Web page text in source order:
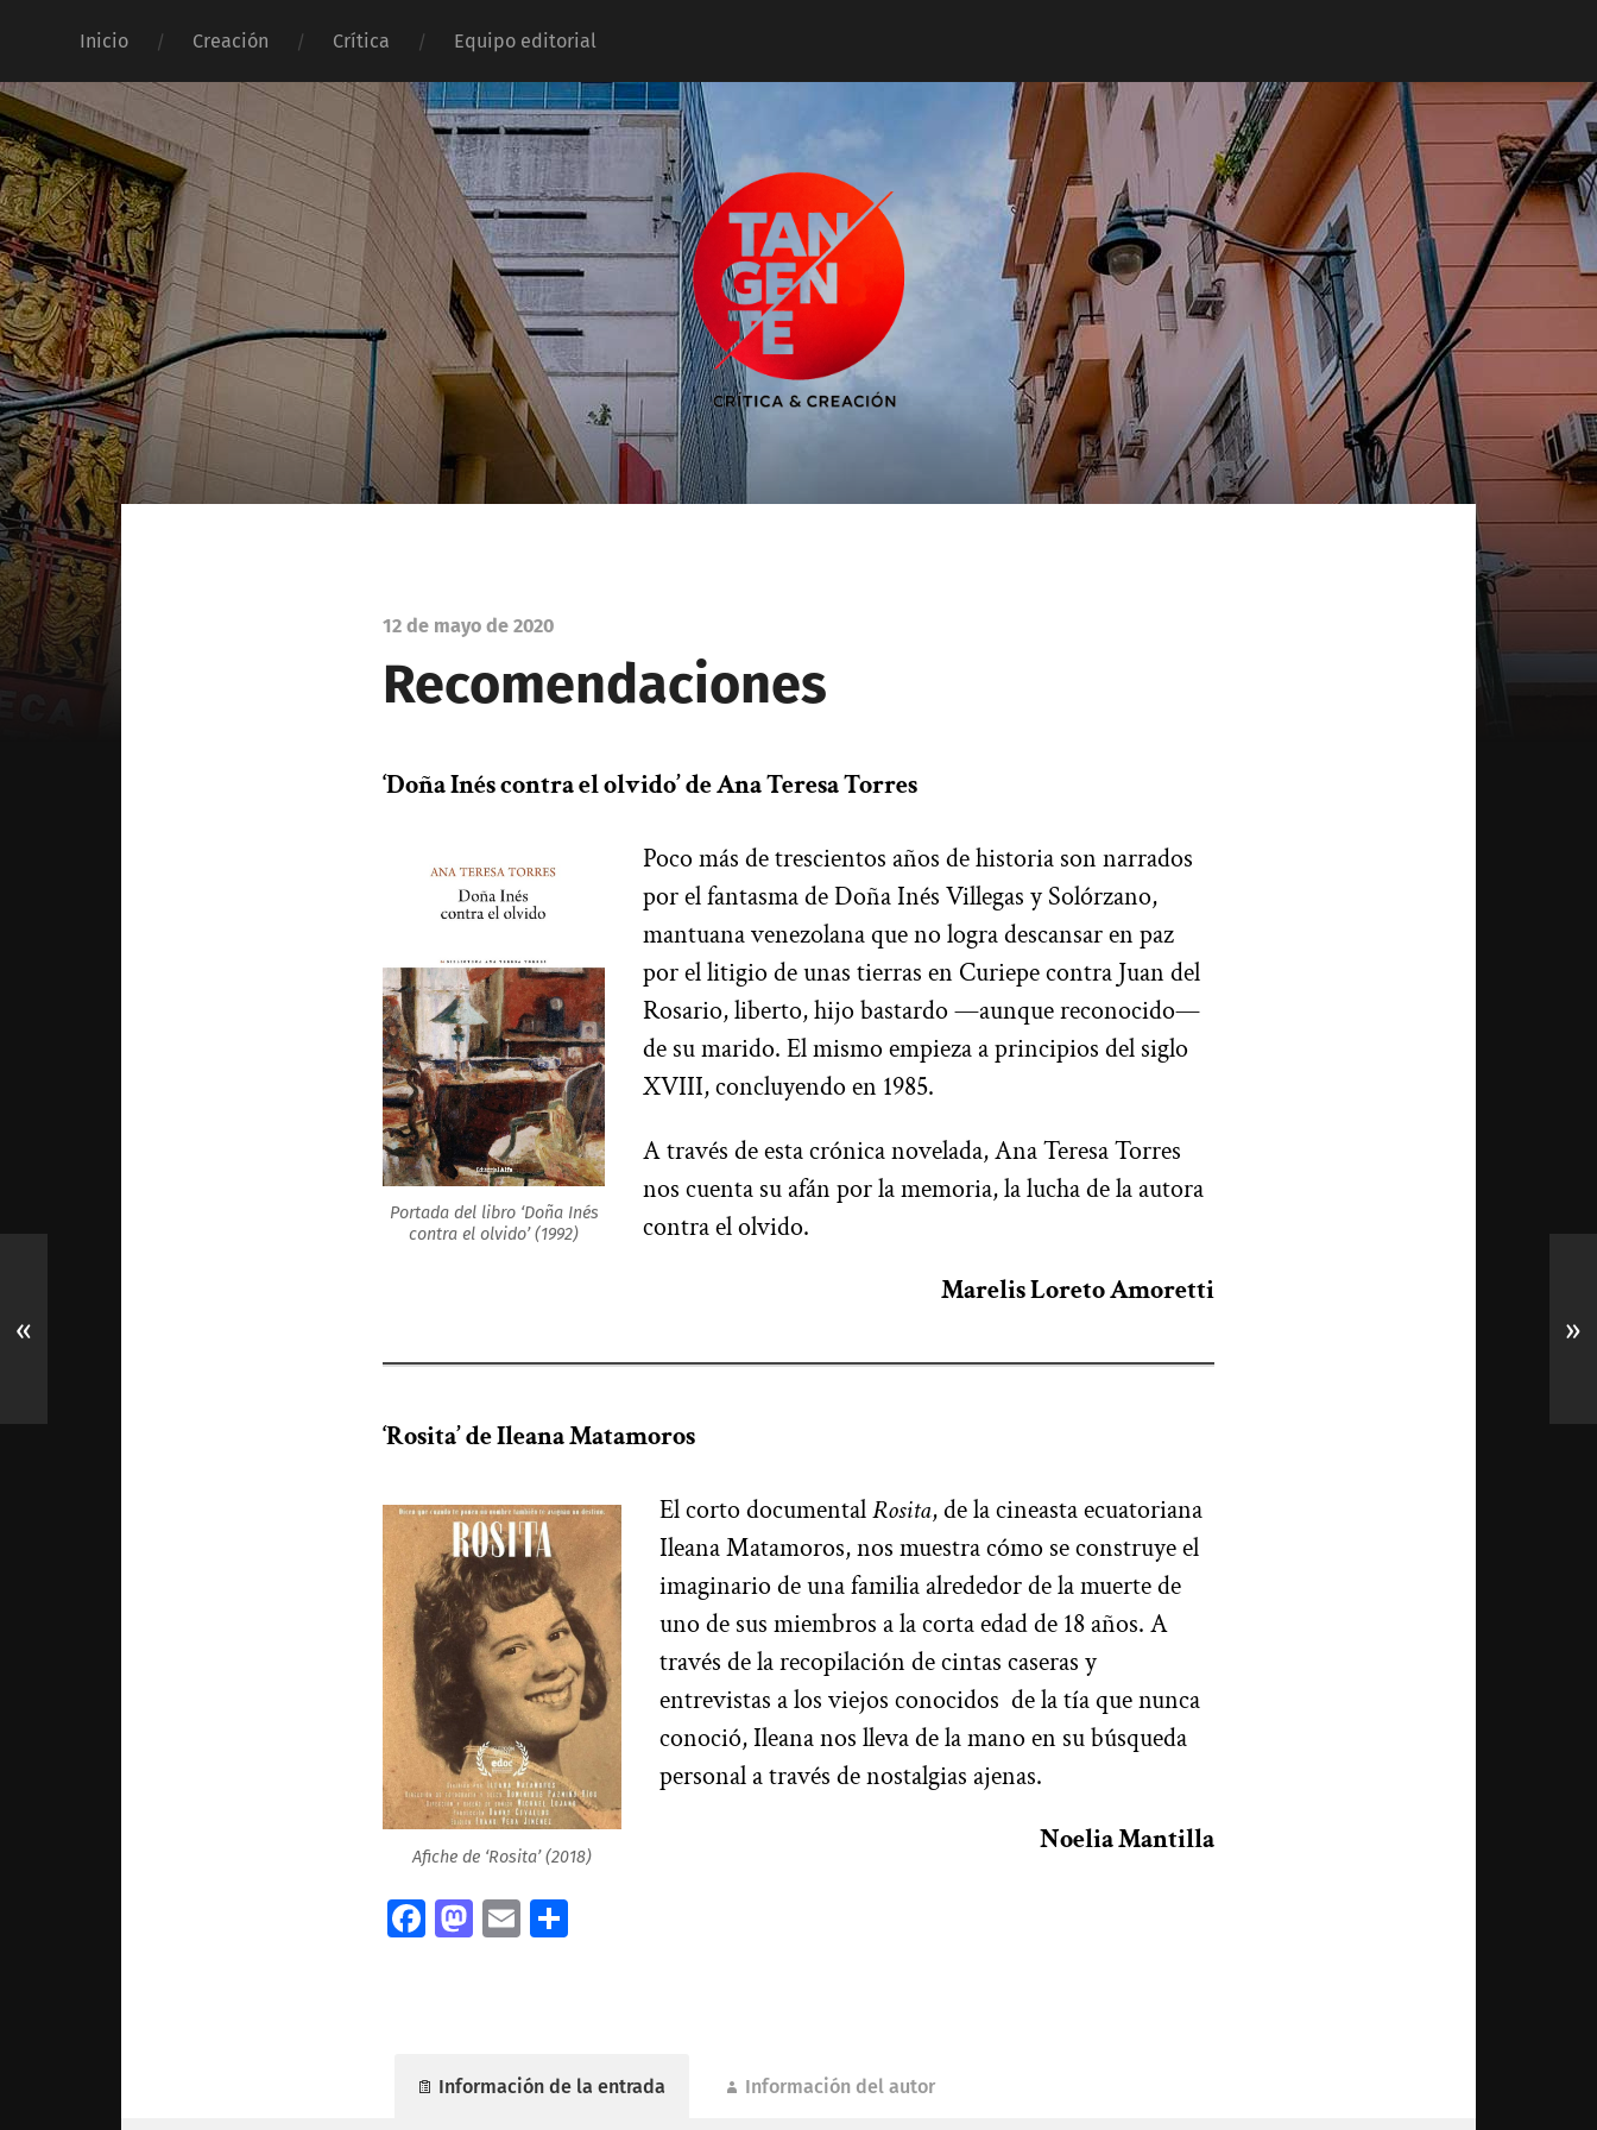
Inicio Creación Crítica Equipo editorial
Tangente
12 de mayo de 2020
Recomendaciones
‘Doña Inés contra el olvido’ de Ana Teresa Torres
Portada del libro ‘Doña Inés
contra el olvido’ (1992)
Poco más de trescientos años de historia son narrados
por el fantasma de Doña Inés Villegas y Solórzano,
mantuana venezolana que no logra descansar en paz
por el litigio de unas tierras en Curiepe contra Juan del
Rosario, liberto, hijo bastardo —aunque reconocido—
de su marido. El mismo empieza a principios del siglo
XVIII, concluyendo en 1985.
A través de esta crónica novelada, Ana Teresa Torres
nos cuenta su afán por la memoria, la lucha de la autora
contra el olvido.
Marelis Loreto Amoretti
‘Rosita’ de Ileana Matamoros
Afiche de ‘Rosita’ (2018)
El corto documentalRosita, de la cineasta ecuatoriana
Ileana Matamoros, nos muestra cómo se construye el
imaginario de una familia alrededor de la muerte de
uno de sus miembros a la corta edad de 18 años. A
través de la recopilación de cintas caseras y
entrevistas a los viejos conocidos de la tía que nunca
conoció, Ileana nos lleva de la mano en su búsqueda
personal a través de nostalgias ajenas.
Noelia Mantilla
Facebook
Mastodon
Email
Información de la entrada Información del autor
« »